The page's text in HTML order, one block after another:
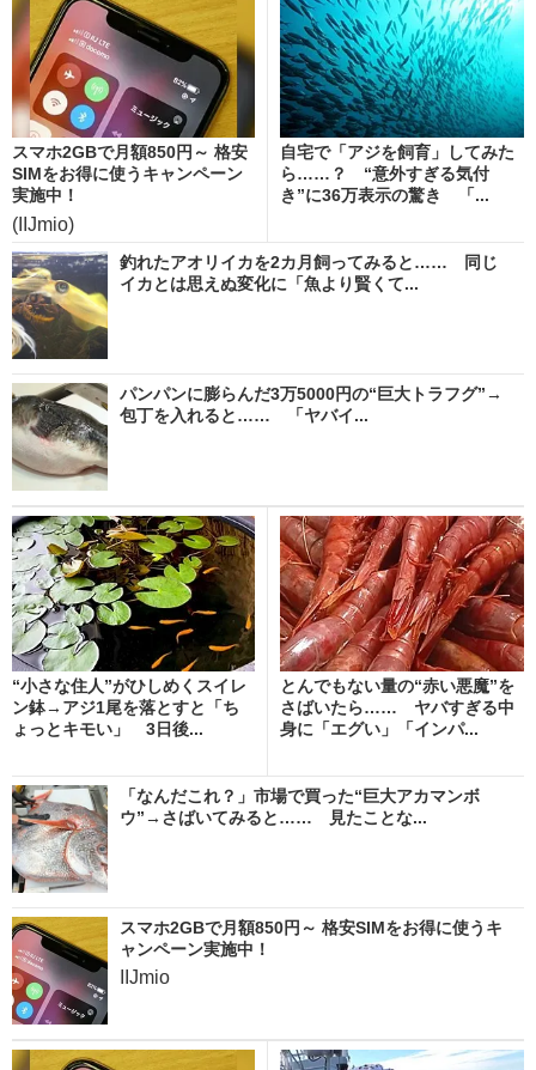
スマホ2GBで月額850円～ 格安
SIMをお得に使うキャンペーン
実施中！
(IIJmio)
自宅で「アジを飼育」してみた
ら……？ “意外すぎる気付
き”に36万表示の驚き 「...
釣れたアオリイカを2カ月飼ってみると…… 同じ
イカとは思えぬ変化に「魚より賢くて...
パンパンに膨らんだ3万5000円の“巨大トラフグ”→
包丁を入れると…… 「ヤバイ...
“小さな住人”がひしめくスイレ
ン鉢→アジ1尾を落とすと「ち
ょっとキモい」 3日後...
とんでもない量の“赤い悪魔”を
さばいたら…… ヤバすぎる中
身に「エグい」「インパ...
「なんだこれ？」市場で買った“巨大アカマンボ
ウ”→さばいてみると…… 見たことな...
スマホ2GBで月額850円～ 格安SIMをお得に使うキ
ャンペーン実施中！
IIJmio